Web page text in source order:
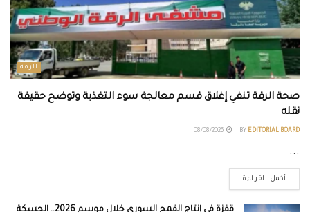
الرقة
صحة الرقة تنفي إغلاق قسم معالجة سوء التغذية وتوضح حقيقة
نقله
BY EDITORIAL BOARD
...
أكمل القراءة